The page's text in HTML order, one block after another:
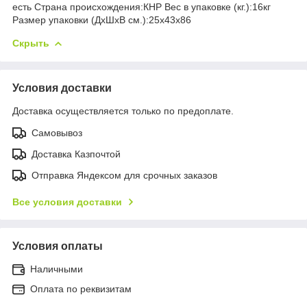
есть Страна происхождения:КНР Вес в упаковке (кг.):16кг
Размер упаковки (ДхШхВ см.):25x43x86
Скрыть
Условия доставки
Доставка осуществляется только по предоплате.
Самовывоз
Доставка Казпочтой
Отправка Яндексом для срочных заказов
Все условия доставки
Условия оплаты
Наличными
Оплата по реквизитам